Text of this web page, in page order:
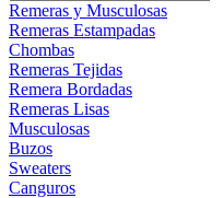
Remeras y Musculosas
Remeras Estampadas
Chombas
Remeras Tejidas
Remera Bordadas
Remeras Lisas
Musculosas
Buzos
Sweaters
Canguros